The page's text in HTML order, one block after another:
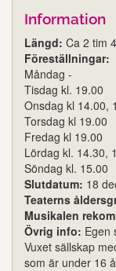
Information
Längd: Ca 2 tim
Föreställningar:
Måndag -
Tisdag kl. 19.00
Onsdag kl 14.00,
Torsdag kl 19.00
Fredag kl 19.00
Lördag kl. 14.30,
Söndag kl. 15.00
Slutdatum: 18
Teaterns
Musikalen
Övrig info: Egen
Vuxet sällskap
som är under 16